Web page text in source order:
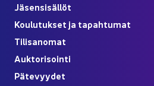
Jä­sen­si­säl­löt
Kou­lu­tuk­set ja ta­pah­tu­mat
Ti­li­sa­no­mat
Auk­to­ri­soin­ti
Pä­te­vyy­det